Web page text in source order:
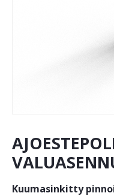
Kuumasinkitty